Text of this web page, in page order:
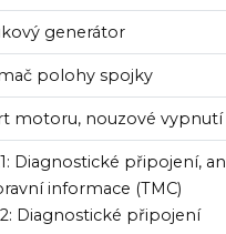
generátor
polohy spojky
motoru, nouzové vypnutí
Diagnostické připojení,
informace (TMC)
Diagnostické připojení